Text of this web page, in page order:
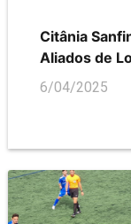
Citânia
Aliados de
6/04/2025